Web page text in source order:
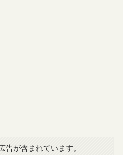
告が含まれています。